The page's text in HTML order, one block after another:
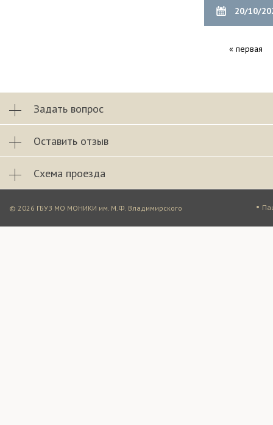
20/10/
« первая
Задать вопрос
Оставить отзыв
Схема проезда
© 2026 ГБУЗ МО МОНИКИ им. М.Ф. Владимирского •